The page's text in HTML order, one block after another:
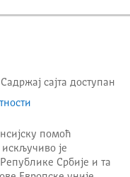
сајта доступан
помоћ
је
Србије и та